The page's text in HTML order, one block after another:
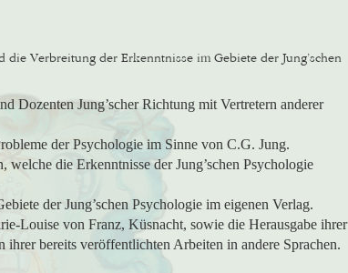
Verbreitung der Erkenntnisse im Gebiete der Jung’schen
Dozenten Jung’scher Richtung mit Vertretern anderer
der Psychologie im Sinne von C.G. Jung.
die Erkenntnisse der Jung’schen Psychologie
der Jung’schen Psychologie im eigenen Verlag.
Louise von Franz, Küsnacht, sowie die Herausgabe ihrer
bereits veröffentlichten Arbeiten in andere Sprachen.